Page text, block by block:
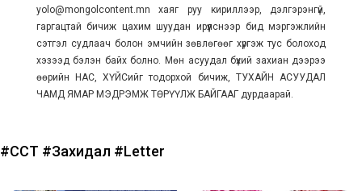
yolo@mongolcontent.mn хаяг руу кириллээр, дэлгэрэнгүй,
гаргацтай бичиж цахим шуудан ирүүлснээр бид мэргэжлийн
сэтгэл судлаач болон эмчийн зөвлөгөөг хүргэж тус болоход
хэзээд бэлэн байх болно. Мөн асуудал бүхий захиан дээрээ
өөрийн НАС, ХҮЙСийг тодорхой бичиж, ТУХАЙН АСУУДАЛ
ЧАМД ЯМАР МЭДРЭМЖ ТӨРҮҮЛЖ БАЙГААГ дурдаарай.
#ССҮТ #Захидал #Letter